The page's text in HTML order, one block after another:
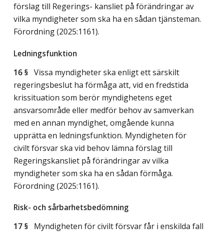
förslag till Regerings- kansliet på förändringar av
vilka myndigheter som ska ha en sådan tjänsteman.
Förordning (2025:1161).
Ledningsfunktion
16 § Vissa myndigheter ska enligt ett särskilt
regeringsbeslut ha förmåga att, vid en fredstida
krissituation som berör myndighetens eget
ansvarsområde eller medför behov av samverkan
med en annan myndighet, omgående kunna
upprätta en ledningsfunktion. Myndigheten för
civilt försvar ska vid behov lämna förslag till
Regeringskansliet på förändringar av vilka
myndigheter som ska ha en sådan förmåga.
Förordning (2025:1161).
Risk- och sårbarhetsbedömning
17 § Myndigheten för civilt försvar får i enskilda fall